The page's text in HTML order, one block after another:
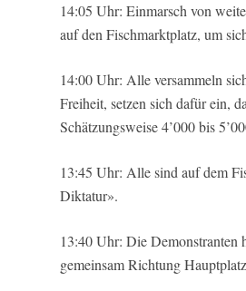
14:05 Uhr: Einmarsch von
auf den Fischmarktplatz, um
14:00 Uhr: Alle versammeln
Freiheit, setzen sich dafür ein,
Schätzungsweise 4’000 bis
13:45 Uhr: Alle sind auf dem
Diktatur».
13:40 Uhr: Die Demonstranten
gemeinsam Richtung